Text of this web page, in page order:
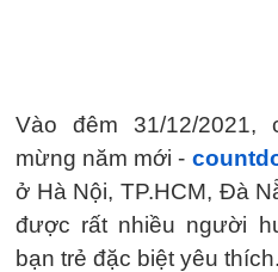
Vào đêm 31/12/2021,
mừng năm mới -
ở Hà Nội, TP.HCM, Đà
được rất nhiều người
bạn trẻ đặc biệt yêu thích.